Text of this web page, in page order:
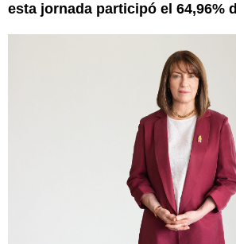
esta jornada participó el 64,96%